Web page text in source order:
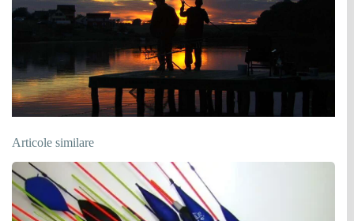
Articole similare